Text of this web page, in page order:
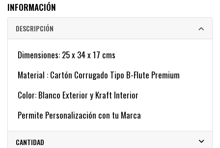
INFORMACIÓN
DESCRIPCIÓN
Dimensiones: 25 x 34 x 17 cms
Material : Cartón Corrugado Tipo B-Flute Premium
Color: Blanco Exterior y Kraft Interior
Permite Personalización con tu Marca
CANTIDAD